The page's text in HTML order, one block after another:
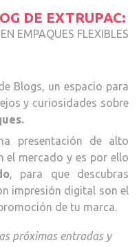
DE EXTRUPAC:
EMPAQUES FLEXIBLES
Blogs, un espacio para
y curiosidades sobre
presentación de alto
el mercado y es por ello
, para que descubras
impresión digital son el
de tu marca.
próximas entradas y